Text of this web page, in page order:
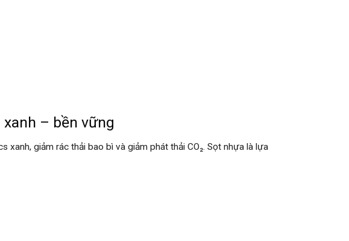
– bền vững
xanh, giảm rác thải bao bì và giảm phát thải CO₂. Sọt nhựa là lựa